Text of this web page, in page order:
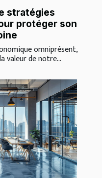
stratégies
protéger son
omniprésent,
valeur de notre...